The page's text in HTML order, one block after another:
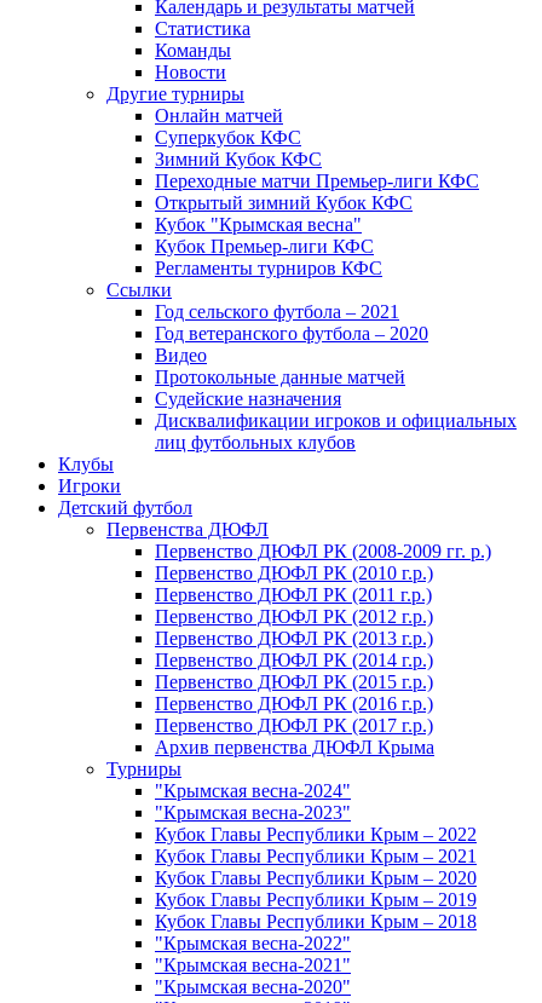
Календарь и результаты матчей
Статистика
Команды
Новости
Другие турниры
Онлайн матчей
Суперкубок КФС
Зимний Кубок КФС
Переходные матчи Премьер-лиги КФС
Открытый зимний Кубок КФС
Кубок "Крымская весна"
Кубок Премьер-лиги КФС
Регламенты турниров КФС
Ссылки
Год сельского футбола – 2021
Год ветеранского футбола – 2020
Видео
Протокольные данные матчей
Судейские назначения
Дисквалификации игроков и официальных
лиц футбольных клубов
Клубы
Игроки
Детский футбол
Первенства ДЮФЛ
Первенство ДЮФЛ РК (2008-2009 гг. р.)
Первенство ДЮФЛ РК (2010 г.р.)
Первенство ДЮФЛ РК (2011 г.р.)
Первенство ДЮФЛ РК (2012 г.р.)
Первенство ДЮФЛ РК (2013 г.р.)
Первенство ДЮФЛ РК (2014 г.р.)
Первенство ДЮФЛ РК (2015 г.р.)
Первенство ДЮФЛ РК (2016 г.р.)
Первенство ДЮФЛ РК (2017 г.р.)
Архив первенства ДЮФЛ Крыма
Турниры
"Крымская весна-2024"
"Крымская весна-2023"
Кубок Главы Республики Крым – 2022
Кубок Главы Республики Крым – 2021
Кубок Главы Республики Крым – 2020
Кубок Главы Республики Крым – 2019
Кубок Главы Республики Крым – 2018
"Крымская весна-2022"
"Крымская весна-2021"
"Крымская весна-2020"